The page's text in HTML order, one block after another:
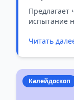
Предлагает
испытание
требует
Читать
Калейдоскоп